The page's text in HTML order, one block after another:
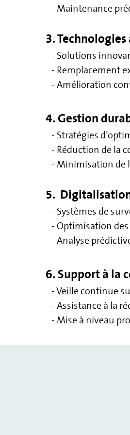
- Maintenance
3. Technologies
- Solutions
- Remplacement
- Amélioration
4. Gestion
- Stratégies
- Réduction de la
- Minimisation de
5.
- Systèmes de
- Optimisation
- Analyse
6. Support à la
- Veille continue
- Assistance à la
- Mise à niveau